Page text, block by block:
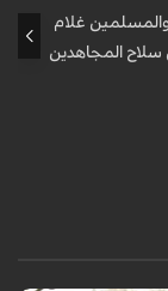
غلام
المجاهدين